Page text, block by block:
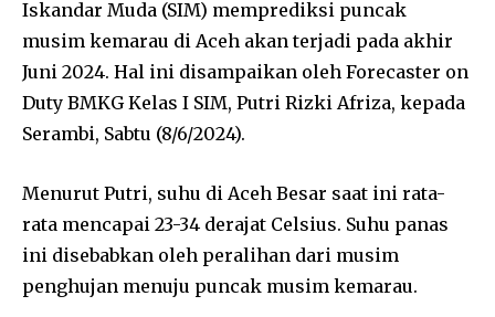
Iskandar Muda (SIM) memprediksi puncak
musim kemarau di Aceh akan terjadi pada akhir
Juni 2024. Hal ini disampaikan oleh Forecaster on
Duty BMKG Kelas I SIM, Putri Rizki Afriza, kepada
Serambi, Sabtu (8/6/2024).
Menurut Putri, suhu di Aceh Besar saat ini rata-
rata mencapai 23-34 derajat Celsius. Suhu panas
ini disebabkan oleh peralihan dari musim
penghujan menuju puncak musim kemarau.